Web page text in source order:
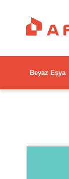
Beyaz Eşya